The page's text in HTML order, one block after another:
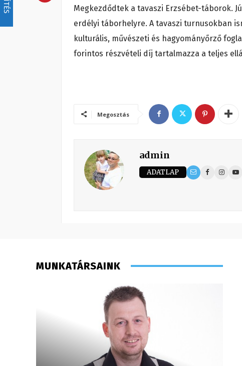
Megkezdődtek a tavaszi Erzsébet-táborok.
erdélyi táborhelyre. A tavaszi turnusokban
kulturális, művészeti és hagyományőrző
forintos részvételi díj tartalmazza a teljes
Megosztás
admin
ADATLAP
MUNKATÁRSAINK